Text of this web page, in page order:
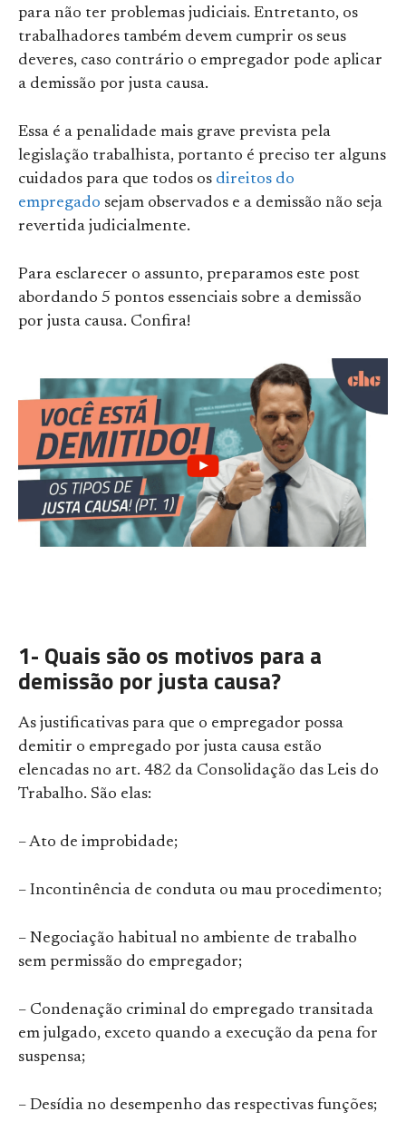
para não ter problemas judiciais. Entretanto, os
trabalhadores também devem cumprir os seus
deveres, caso contrário o empregador pode aplicar
a demissão por justa causa.
Essa é a penalidade mais grave prevista pela
legislação trabalhista, portanto é preciso ter alguns
cuidados para que todos os direitos do
empregado sejam observados e a demissão não seja
revertida judicialmente.
Para esclarecer o assunto, preparamos este post
abordando 5 pontos essenciais sobre a demissão
por justa causa. Confira!
1- Quais são os motivos para a
demissão por justa causa?
As justificativas para que o empregador possa
demitir o empregado por justa causa estão
elencadas no art. 482 da Consolidação das Leis do
Trabalho. São elas:
– Ato de improbidade;
– Incontinência de conduta ou mau procedimento;
– Negociação habitual no ambiente de trabalho
sem permissão do empregador;
– Condenação criminal do empregado transitada
em julgado, exceto quando a execução da pena for
suspensa;
– Desídia no desempenho das respectivas funções;